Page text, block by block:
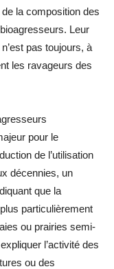
la composition des
Leur
pas toujours, à
les ravageurs des
pour le
de l’utilisation
décennies, un
que la
particulièrement
ou prairies semi-
l’activité des
ou des